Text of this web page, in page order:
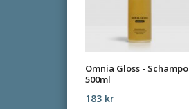
Omnia Gloss - Schampo
500ml
183 kr